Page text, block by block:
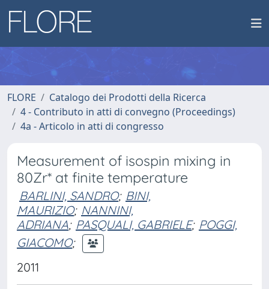
FLORE
Catalogo dei Prodotti della Ricerca
4 - Contributo in atti di convegno (Proceedings)
4a - Articolo in atti di congresso
Measurement of isospin mixing in
80Zr* at finite temperature
BARLINI, SANDRO; BINI,
MAURIZIO; NANNINI,
ADRIANA; PASQUALI, GABRIELE; POGGI,
GIACOMO;
2011